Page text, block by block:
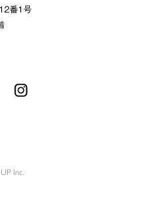
番1号
Inc.